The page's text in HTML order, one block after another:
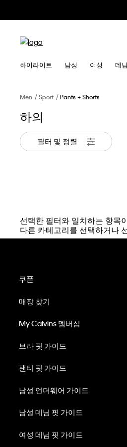
하이라이트 남성 여성 데님
Men Sport Pants + Shorts
하의
필터 및 정렬
선택한 필터와 일치하는 항목
다른 카테고리를 선택하거나
쿠폰
매장 찾기
My Calvins 멤버십
브라 핏 가이드
팬티 핏 가이드
남성 언더웨어 가이드
남성 데님 핏 가이드
여성 데님 핏 가이드